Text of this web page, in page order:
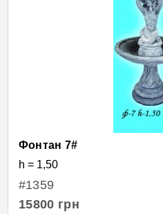
Фонтан 7#
h = 1,50
#1359
15800 грн